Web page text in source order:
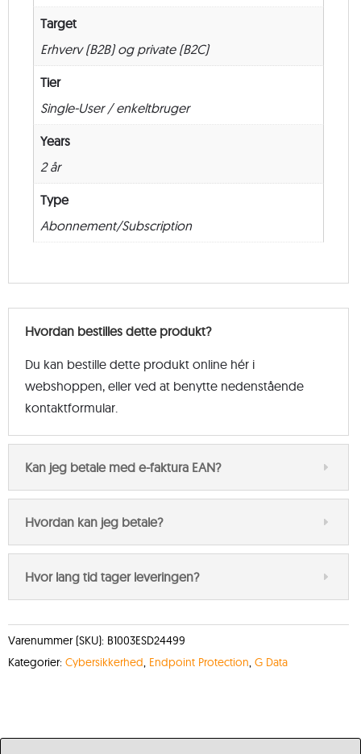
Target
Erhverv (B2B) og private (B2C)
Tier
Single-User / enkeltbruger
Years
2 år
Type
Abonnement/Subscription
Hvordan bestilles dette produkt?
Du kan bestille dette produkt online hér i
webshoppen, eller ved at benytte nedenstående
kontaktformular.
Kan jeg betale med e-faktura EAN?
Hvordan kan jeg betale?
Hvor lang tid tager leveringen?
Varenummer (SKU): B1003ESD24499
Kategorier: Cybersikkerhed, Endpoint Protection, G Data